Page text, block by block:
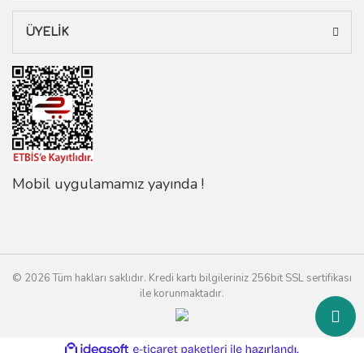
ÜYELİK
Mobil uygulamamız yayında !
© 2026 Tüm hakları saklıdır. Kredi kartı bilgileriniz 256bit SSL sertifikası
ile korunmaktadır.
ideasoft e-